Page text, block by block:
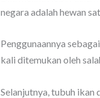
negara adalah hewan
Penggunaannya
kali ditemukan oleh
Selanjutnya, tubuh ikan